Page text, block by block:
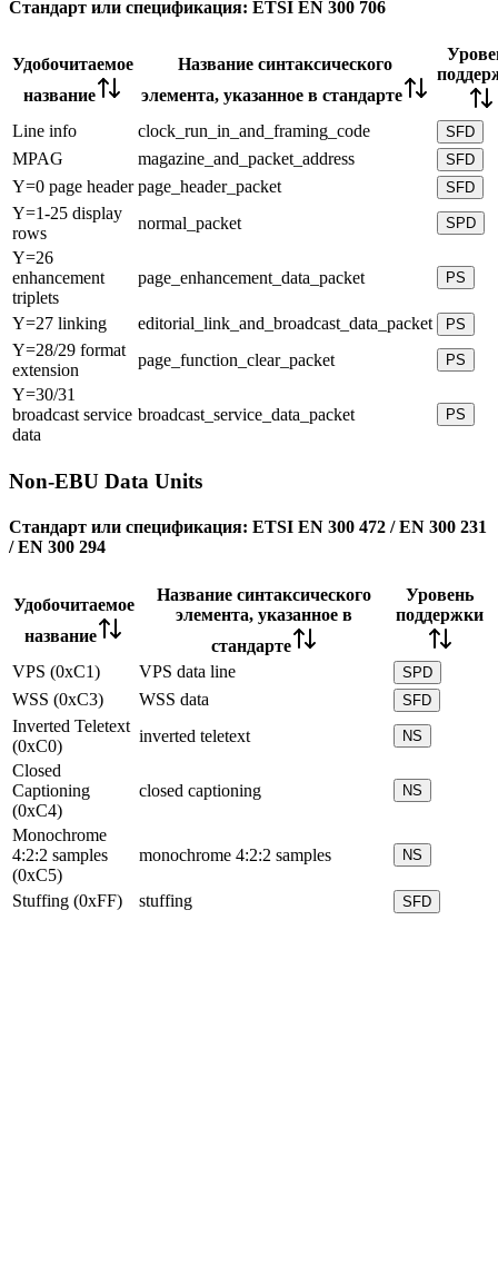
Стандарт или спецификация: ETSI EN 300 706
Удобочитаемое
название
Название синтаксического
элемента, указанное в стандарте
Line info clock_run_in_and_framing_code SFD
MPAG magazine_and_packet_address SFD
Y=0 page header page_header_packet SFD
Y=1-25 display
rows
normal_packet SPD
Y=26
enhancement
triplets
page_enhancement_data_packet PS
Y=27 linking editorial_link_and_broadcast_data_packet PS
Y=28/29 format
extension
page_function_clear_packet PS
Y=30/31
broadcast service
data
broadcast_service_data_packet PS
Non-EBU Data Units
Стандарт или спецификация: ETSI EN 300 472 / EN 300 231
/ EN 300 294
Удобочитаемое
название
Название синтаксического
элемента, указанное в
стандарте
Уровень
поддержки
VPS (0xC1) VPS data line SPD
WSS (0xC3) WSS data SFD
Inverted Teletext
(0xC0)
inverted teletext NS
Closed
Captioning
(0xC4)
closed captioning NS
Monochrome
4:2:2 samples
(0xC5)
monochrome 4:2:2 samples NS
Stuffing (0xFF) stuffing SFD